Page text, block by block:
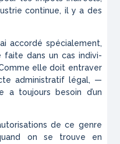
continue, il y a des
accordé spécialement,
faite dans un cas indivi­
elle doit entra­ver
administratif légal, —
toujours besoin d’un
de ce genre
on se trouve en